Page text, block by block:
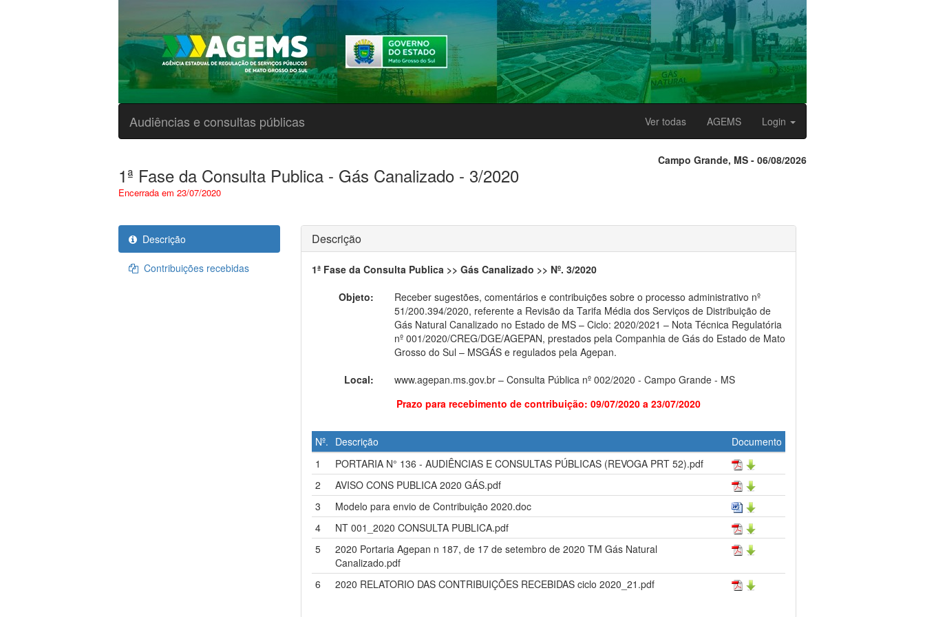
Audiências e consultas públicas Ver todas AGEMS Login
Campo Grande, MS - 06/08/2026
1ª Fase da Consulta Publica - Gás Canalizado - 3/2020
Encerrada em 23/07/2020
Descrição
Contribuições recebidas
Descrição
1ª Fase da Consulta Publica >> Gás Canalizado >> Nº. 3/2020
Objeto:
Receber sugestões, comentários e contribuições sobre o processo administrativo nº
51/200.394/2020, referente a Revisão da Tarifa Média dos Serviços de Distribuição de
Gás Natural Canalizado no Estado de MS – Ciclo: 2020/2021 – Nota Técnica Regulatória
nº 001/2020/CREG/DGE/AGEPAN, prestados pela Companhia de Gás do Estado de Mato
Grosso do Sul – MSGÁS e regulados pela Agepan.
Local:
www.agepan.ms.gov.br – Consulta Pública nº 002/2020 - Campo Grande - MS
Prazo para recebimento de contribuição: 09/07/2020 a 23/07/2020
Nº. Descrição
Documento
1
PORTARIA N° 136 - AUDIÊNCIAS E CONSULTAS PÚBLICAS (REVOGA PRT 52).pdf
2
AVISO CONS PUBLICA 2020 GÁS.pdf
3
Modelo para envio de Contribuição 2020.doc
4
NT 001_2020 CONSULTA PUBLICA.pdf
5
2020 Portaria Agepan n 187, de 17 de setembro de 2020 TM Gás Natural
Canalizado.pdf
6
2020 RELATORIO DAS CONTRIBUIÇÕES RECEBIDAS ciclo 2020_21.pdf